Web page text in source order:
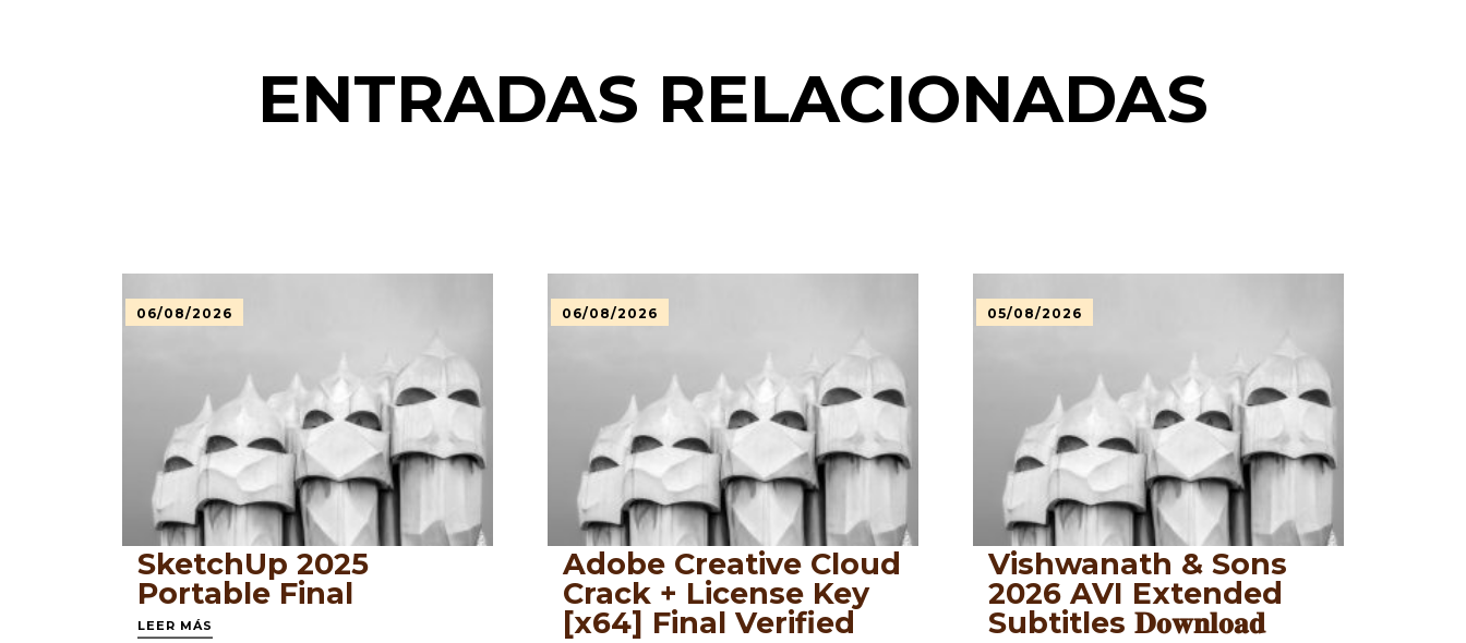
ENTRADAS RELACIONADAS
06/08/2026
SketchUp 2025
Portable Final
LEER MÁS
06/08/2026
Adobe Creative Cloud
Crack + License Key
[x64] Final Verified
05/08/2026
Vishwanath & Sons
2026 AVI Extended
Subtitles 𝐃𝐨𝐰𝐧𝐥𝐨𝐚𝐝